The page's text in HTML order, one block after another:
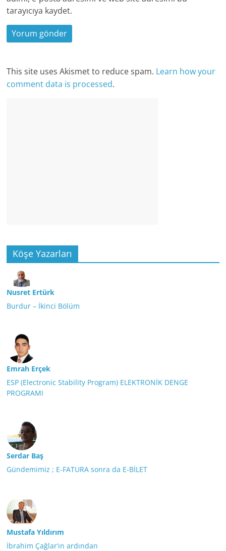
tarayıcıya kaydet.
This site uses Akismet to reduce spam. Learn how your
comment data is processed.
Köşe Yazarları
Nusret Ertürk
Burdur – İkinci Bölüm
Emrah Erçek
ESP (Electronic Stability Program) ELEKTRONİK DENGE
PROGRAMI
Serdar Baş
Gündemimiz ; E-FATURA sonra da E-BİLET
Mustafa Yıldırım
İbrahim Çağlar’ın ardından